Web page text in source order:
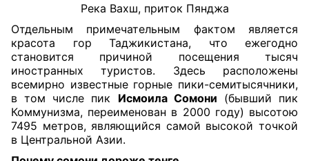
Река Вахш, приток Пянджа
Отдельным примечательным фактом является
красота гор Таджикистана, что ежегодно
становится причиной посещения тысяч
иностранных туристов. Здесь расположены
всемирно известные горные пики-семитысячники,
в том числе пик Исмоила Сомони (бывший пик
Коммунизма, переименован в 2000 году) высотою
7495 метров, являющийся самой высокой точкой
в Центральной Азии.